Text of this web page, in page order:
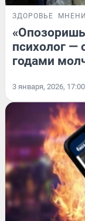
ЗДОРОВЬЕ
психолог
годами
3 января, 2026, 17:00